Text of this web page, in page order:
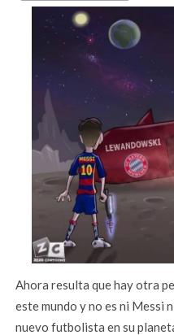
Ahora resulta que hay otra
este mundo y no es ni Messi
nuevo futbolista en su